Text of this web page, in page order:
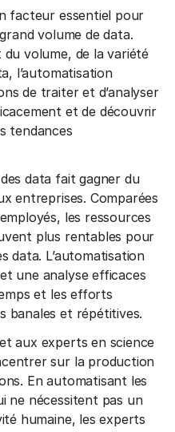
facteur essentiel pour
volume de data.
du volume, de la variété
l’automatisation
de traiter et d’analyser
et de découvrir
tendances
data fait gagner du
entreprises. Comparées
les ressources
plus rentables pour
data. L’automatisation
une analyse efficaces
et les efforts
banales et répétitives.
aux experts en science
sur la production
En automatisant les
ne nécessitent pas un
humaine, les experts